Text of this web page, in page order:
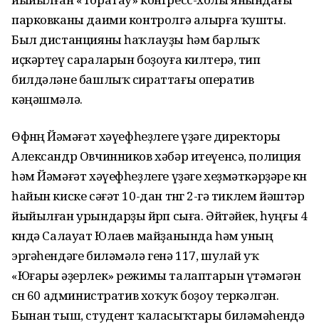
парковканы даими контролгә алырға ҡушты.
Был дистанцияны һаҡлауҙы һәм барлыҡ
иҫкәртеү сараларын боҙоуға килтерә, тип
билдәләне башлыҡ сираттағы оператив
кәңәшмәлә.
Өфөнөң Йәмәғәт хәүефһеҙлеге үҙәге директоры
Александр Овчинников хәбәр итеүенсә, полиция
һәм Йәмәғәт хәүефһеҙлеге үҙәге хеҙмәткәрҙәре көн
һайын киске сәғәт 10-дан төнгө 2-гә тиклем йәштәр
йыйылған урындарҙы йөрөп сыға. Әйтәйек, һуңғы 4
көндә Салауат Юлаев майҙанында һәм уның
эргәһендәге биләмәлә генә 117, шулай уҡ
«Юғары әҙерлек» режимы талаптарын үтәмәгән
өсөн 60 административ хоҡуҡ боҙоу теркәлгән.
Бынан тыш, студент ҡаласыҡтары биләмәһендә